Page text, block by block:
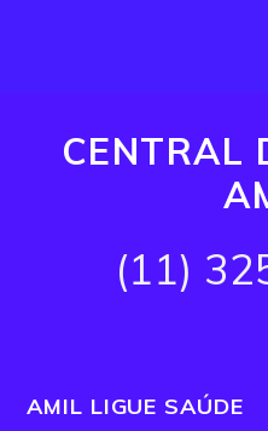
CENTRAL
(11)
AMIL LIGUE SAÚDE